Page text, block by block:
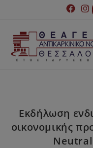
Εκδήλωση
οικονομικής